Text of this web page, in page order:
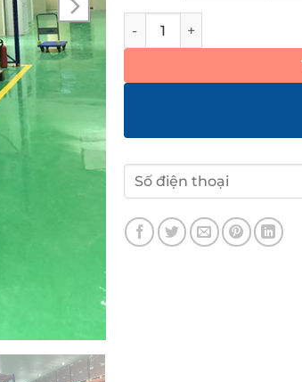
Kệ hạng nặng 2 tầng sàn